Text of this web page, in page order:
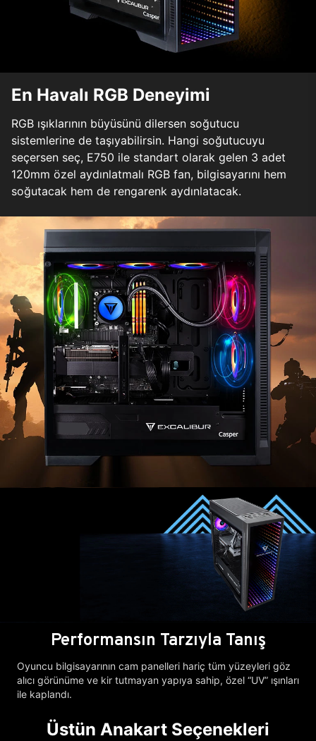
En Havalı RGB Deneyimi
RGB ışıklarının büyüsünü dilersen soğutucu
sistemlerine de taşıyabilirsin. Hangi soğutucuyu
seçersen seç, E750 ile standart olarak gelen 3 adet
120mm özel aydınlatmalı RGB fan, bilgisayarını hem
soğutacak hem de rengarenk aydınlatacak.
Performansın Tarzıyla Tanış
Oyuncu bilgisayarının cam panelleri hariç tüm yüzeyleri göz
alıcı görünüme ve kir tutmayan yapıya sahip, özel “UV” ışınları
ile kaplandı.
Üstün Anakart Seçenekleri